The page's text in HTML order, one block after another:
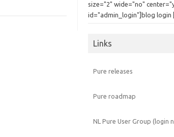
size="2" wide="no"
id="admin_login"]blog login
Links
Pure releases
Pure roadmap
NL Pure User Group (login